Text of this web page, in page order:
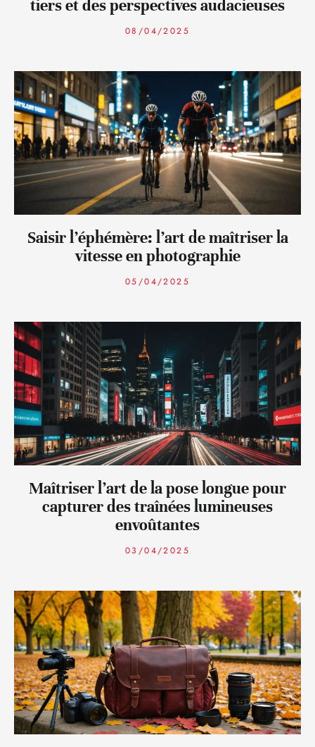
tiers et des perspectives audacieuses
08/04/2025
Saisir l’éphémère: l’art de maîtriser la
vitesse en photographie
05/04/2025
Maîtriser l’art de la pose longue pour
capturer des traînées lumineuses
envoûtantes
03/04/2025